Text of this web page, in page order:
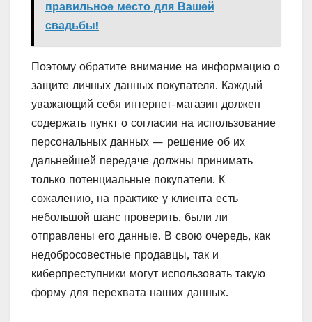
правильное место для Вашей
свадьбы!
Поэтому обратите внимание на информацию о
защите личных данных покупателя. Каждый
уважающий себя интернет-магазин должен
содержать пункт о согласии на использование
персональных данных — решение об их
дальнейшей передаче должны принимать
только потенциальные покупатели. К
сожалению, на практике у клиента есть
небольшой шанс проверить, были ли
отправлены его данные. В свою очередь, как
недобросовестные продавцы, так и
киберпреступники могут использовать такую ​​
форму для перехвата наших данных.